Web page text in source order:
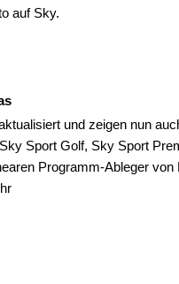
auf Sky.
und zeigen nun
Sport Golf, Sky Sport
Programm-Ableger